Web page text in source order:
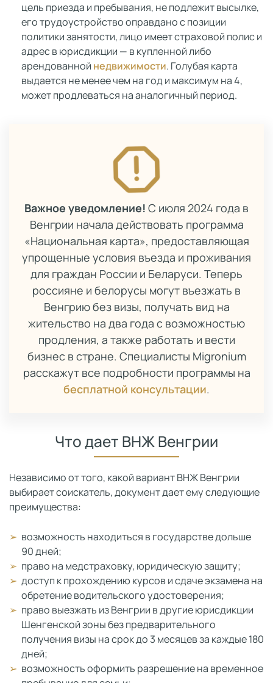
цель приезда и пребывания, не подлежит высылке,
его трудоустройство оправдано с позиции
политики занятости, лицо имеет страховой полис и
адрес в юрисдикции — в купленной либо
арендованной недвижимости. Голубая карта
выдается не менее чем на год и максимум на 4,
может продлеваться на аналогичный период.
Важное уведомление! С июля 2024 года в
Венгрии начала действовать программа
«Национальная карта», предоставляющая
упрощенные условия въезда и проживания
для граждан России и Беларуси. Теперь
россияне и белорусы могут въезжать в
Венгрию без визы, получать вид на
жительство на два года с возможностью
продления, а также работать и вести
бизнес в стране. Специалисты Migronium
расскажут все подробности программы на
бесплатной консультации.
Что дает ВНЖ Венгрии
Независимо от того, какой вариант ВНЖ Венгрии
выбирает соискатель, документ дает ему следующие
преимущества:
возможность находиться в государстве дольше
90 дней;
право на медстраховку, юридическую защиту;
доступ к прохождению курсов и сдаче экзамена на
обретение водительского удостоверения;
право выезжать из Венгрии в другие юрисдикции
Шенгенской зоны без предварительного
получения визы на срок до 3 месяцев за каждые 180
дней;
возможность оформить разрешение на временное